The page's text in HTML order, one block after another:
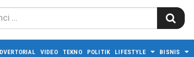
VIDEO TEKNO POLITIK LIFESTYLE BISNIS